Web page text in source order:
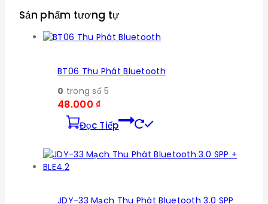
Sản phẩm tương tự
BT06 Thu Phát Bluetooth
0 trong số 5
48.000 ₫
Đọc Tiếp
JDY-33 Mạch Thu Phát Bluetooth 3.0 SPP